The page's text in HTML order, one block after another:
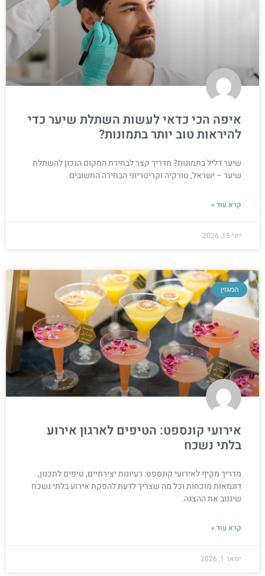
איפה הכי כדאי לעשות השתלת שיער כדי
להיראות טוב יותר בתמונות?
שיער דליל בתמונות? מדריך קצר לבחירת המקום הנכון להשתלת
שיער – ישראל, טורקיה וקריטריוני הבחירה החשובים.
קרא עוד »
יוני 15, 2026
המגזין
אירועי קונספט: הטיפים לארגון אירוע
בלתי נשכח
מדריך מקיף לאירועי קונספט: רעיונות יצירתיים, טיפים לתכנון,
דוגמאות מוכחות וכל מה שצריך לדעת להפקת אירוע בלתי נשכח
שיגנוב את ההצגה.
קרא עוד »
ינואר 1, 2026